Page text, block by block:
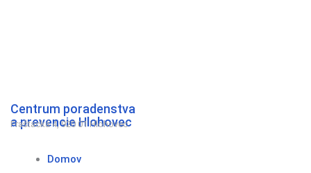
Centrum poradenstva
a prevencie Hlohovec
Fraštacká 4, 920 01 Hlohovec
Domov